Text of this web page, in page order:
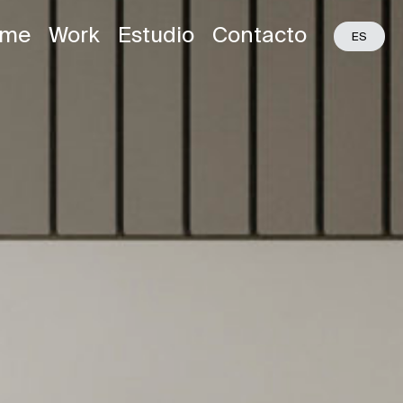
EU EN
ES
Work Estudio Contacto